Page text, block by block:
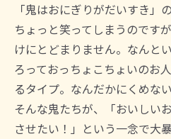
「鬼はおにぎりがだいすき」
ちょっと笑ってしまうのです
けにとどまりません。なんと
ろっておっちょこちょいのお
るタイプ。なんだかにくめな
そんな鬼たちが、「おいしい
させたい！」という一念で大